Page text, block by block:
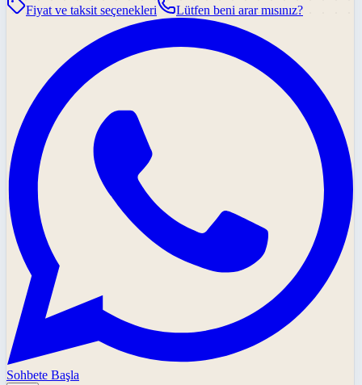
Fiyat ve taksit seçenekleri
Lütfen beni arar mısınız?
Sohbete Başla